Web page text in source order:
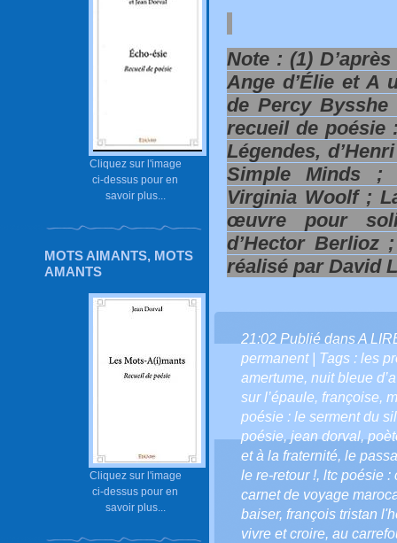
Cliquez sur l'image
ci-dessus pour en
savoir plus...
MOTS AIMANTS, MOTS
AMANTS
Cliquez sur l'image
ci-dessus pour en
savoir plus...
Note : (1)
Ange d’Élie et A
de Percy
recueil de poésie
Légendes,
Simple Minds ;
Virginia Woolf ;
œuvre pour
d’Hector
réalisé par David
21:02 Publié dansA
permanent| Tags : les
amertume, nuit bleue
sur l’épaule, françoise,
poésie : le serment du
poésie,jean dorval,
et à la fraternité, le
le re-retour !, ltc poésie :
carnet de voyage
baiser, françois tristan
vivre et croire, au